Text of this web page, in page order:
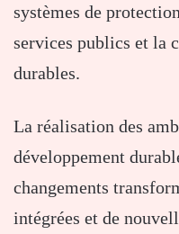
systèmes de
services publics et la
durables.
La réalisation des
développement
changements
intégrées et de